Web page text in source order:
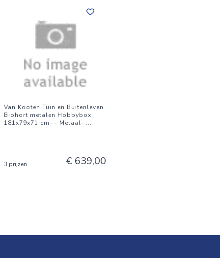
Van Kooten Tuin en Buitenleven
Biohort metalen Hobbybox
181x79x71 cm- - Metaal- ...
3 prijzen € 639,00